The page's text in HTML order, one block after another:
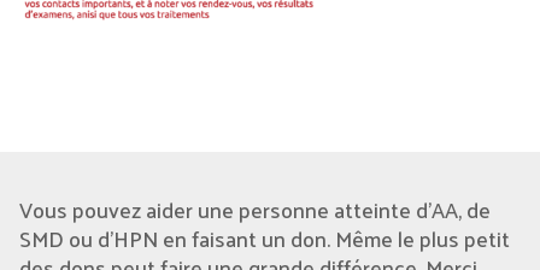
Vous pouvez aider une personne atteinte d'AA, de
SMD ou d’HPN en faisant un don. Même le plus petit